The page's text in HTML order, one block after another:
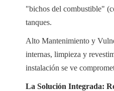
"bichos del combustible"
tanques.
Alto Mantenimiento y
internas, limpieza y
instalación se ve
La Solución Integrada: